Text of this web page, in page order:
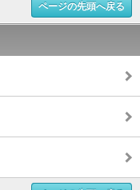
ページの先頭へ戻る